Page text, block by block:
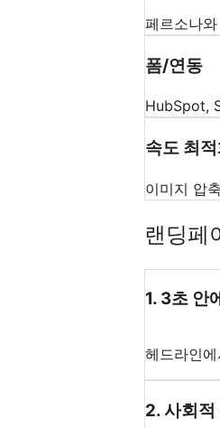
페르소나
폼/연동
HubSpot,
속도 최
이미지 압
랜딩페
1. 3초 안
헤드라인
2.사회적